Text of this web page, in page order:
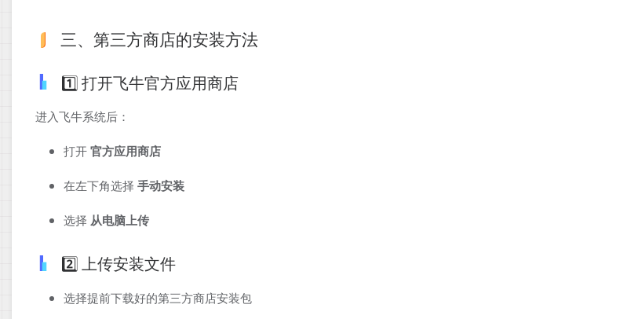
三、第三方商店的安装方法
1️⃣ 打开飞牛官方应用商店
进入飞牛系统后：
打开官方应用商店
在左下角选择 手动安装
选择 从电脑上传
2️⃣ 上传安装文件
选择提前下载好的第三方商店安装包